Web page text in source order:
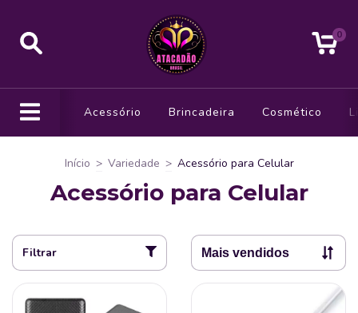
0
Acessório Brincadeira Cosmético
Início > Variedade > Acessório para Celular
Acessório para Celular
Filtrar